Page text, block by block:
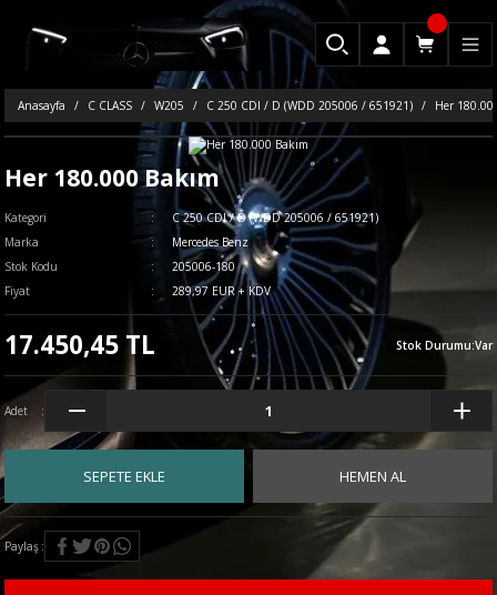
Anasayfa C CLASS W205 C 250 CDI / D (WDD 205006 / 651921) Her
Her 180.000 Bakım
Kategori
C 250 CDI / D (WDD 205006 / 651921)
Marka
Mercedes Benz
Stok Kodu
205006-180
Fiyat
289,97 EUR + KDV
17.450,45 TL Stok Durumu:Var
Adet
SEPETE EKLE HEMEN AL
Paylaş